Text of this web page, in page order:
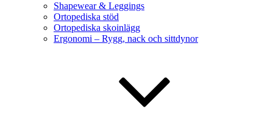
Shapewear & Leggings
Ortopediska stöd
Ortopediska skoinlägg
Ergonomi – Rygg, nack och sittdynor